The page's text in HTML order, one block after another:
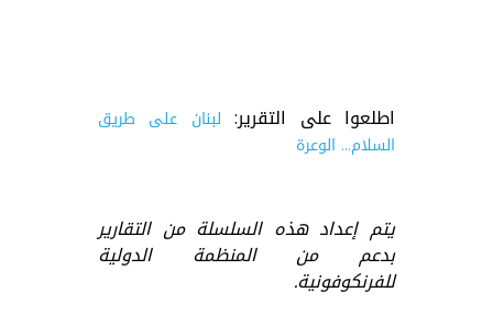
اطلعوا على التقرير: لبنان على طريق
السلام... الوعرة
يتم إعداد هذه السلسلة من التقارير
بدعم من المنظمة الدولية
للفرنكوفونية.